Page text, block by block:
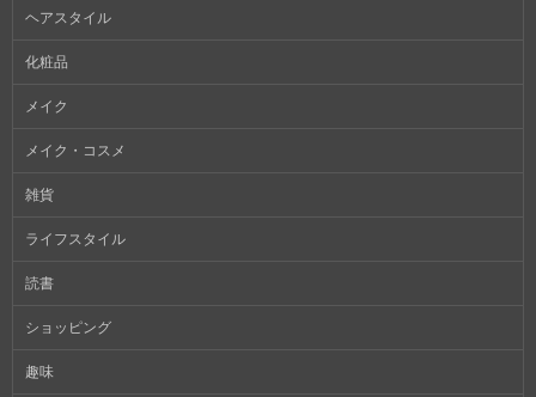
ヘアスタイル
化粧品
メイク
メイク・コスメ
雑貨
ライフスタイル
読書
ショッピング
趣味